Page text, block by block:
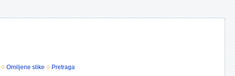
Omiljene slike Pretraga